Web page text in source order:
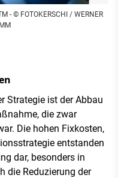
- © FOTOKERSCHI / WERNER
Strategie ist der Abbau
die zwar
Die hohen Fixkosten,
entstanden
dar, besonders in
die Reduzierung der